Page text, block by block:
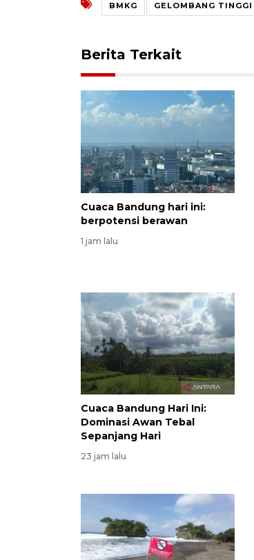
BMKG GELOMBANG TINGGI
Berita Terkait
Cuaca Bandung hari ini:
berpotensi berawan
1 jam lalu
Cuaca Bandung Hari Ini:
Dominasi Awan Tebal
Sepanjang Hari
23 jam lalu